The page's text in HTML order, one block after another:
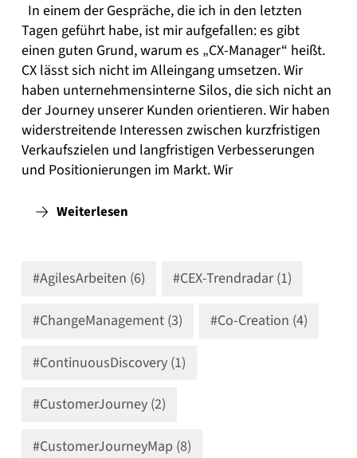
In einem der Gespräche, die ich in den letzten
Tagen geführt habe, ist mir aufgefallen: es gibt
einen guten Grund, warum es „CX-Manager“ heißt.
CX lässt sich nicht im Alleingang umsetzen. Wir
haben unternehmensinterne Silos, die sich nicht an
der Journey unserer Kunden orientieren. Wir haben
widerstreitende Interessen zwischen kurzfristigen
Verkaufszielen und langfristigen Verbesserungen
und Positionierungen im Markt. Wir
Weiterlesen
#AgilesArbeiten (6) #CEX-Trendradar (1)
#ChangeManagement (3) #Co-Creation (4)
#ContinuousDiscovery (1)
#CustomerJourney (2)
#CustomerJourneyMap (8)